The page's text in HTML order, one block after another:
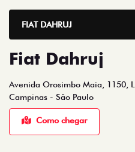
FIAT DAHRUJ
Fiat Dahruj
Avenida Orosimbo Maia, 1150,
Campinas - São Paulo
Como chegar